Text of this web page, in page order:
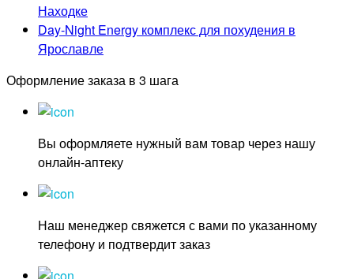
Находке
Day-Night Energy комплекс для похудения в
Ярославле
Оформление заказа в 3 шага
Вы оформляете нужный вам товар через нашу
онлайн-аптеку
Наш менеджер свяжется с вами по указанному
телефону и подтвердит заказ